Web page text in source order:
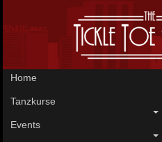
Home
Tanzkurse
Events